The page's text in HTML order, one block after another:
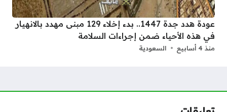
عودة هدد جدة 1447.. بدء إخلاء 129 مبنى مهدد بالانهيار
في هذه الأحياء ضمن إجراءات السلامة
منذ 4 أسابيع السعودية